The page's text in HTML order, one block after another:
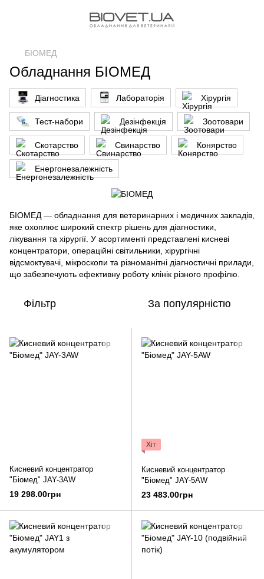
БІОМЕД
Обладнання БІОМЕД
Діагностика Лабораторія Хірургія
Тест-набори Дезінфекція Зоотовари
Скотарство Свинарство Конярство
Енергонезалежність
БІОМЕД — обладнання для ветеринарних і медичних закладів,
яке охоплює широкий спектр рішень для діагностики,
лікування та хірургії. У асортименті представлені кисневі
концентратори, операційні світильники, хірургічні
відсмоктувачі, мікроскопи та різноманітні діагностичні прилади,
що забезпечують ефективну роботу клінік різного профілю.
Фільтр За популярністю
Кисневий концентратор
"Біомед" JAY-3AW
19 298.00грн
Хіт
Кисневий концентратор
"Біомед" JAY-5AW
23 483.00грн